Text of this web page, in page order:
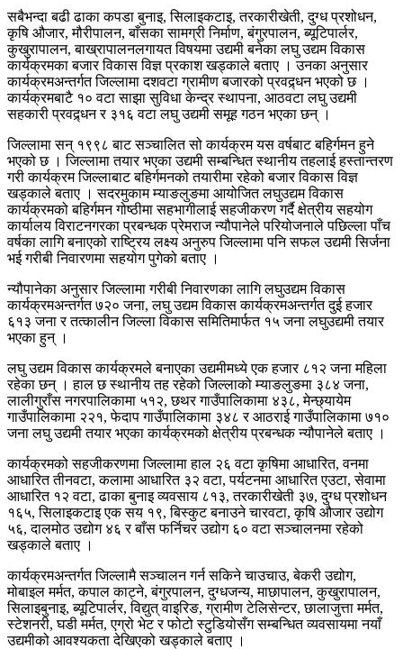
सबैभन्दा बढी ढाका कपडा बुनाइ, सिलाइकटाइ, तरकारीखेती, दुग्ध प्रशोधन,
कृषि औजार, मौरीपालन, बाँसका सामग्री निर्माण, बंगुरपालन, ब्यूटिपार्लर,
कुखुरापालन, बाख्रापालनलगायत विषयमा उद्यमी बनेका लघु उद्यम विकास
कार्यक्रमका बजार विकास विज्ञ प्रकाश खड्काले बताए । उनका अनुसार
कार्यक्रमअन्तर्गत जिल्लामा दशवटा ग्रामीण बजारको प्रवद्र्धन भएको छ ।
कार्यक्रमबाटै १० वटा साझा सुविधा केन्द्र स्थापना, आठवटा लघु उद्यमी
सहकारी प्रवद्र्धन र ३१६ वटा लघु उद्यमी समूह गठन भएका छन् ।
जिल्लामा सन् १९९८ बाट सञ्चालित सो कार्यक्रम यस वर्षबाट बहिर्गमन हुने
भएको छ । जिल्लामा तयार भएका उद्यमी सम्बन्धित स्थानीय तहलाई हस्तान्तरण
गरी कार्यक्रम जिल्लाबाट बहिर्गमनको तयारीमा रहेको बजार विकास विज्ञ
खड्काले बताए । सदरमुकाम म्याङलुङमा आयोजित लघुउद्यम विकास
कार्यक्रमको बहिर्गमन गोष्ठीमा सहभागीलाई सहजीकरण गर्दै क्षेत्रीय सहयोग
कार्यालय विराटनगरका प्रबन्धक प्रेमराज न्यौपानेले परियोजनाले पछिल्ला पाँच
वर्षका लागि बनाएको राष्ट्रिय लक्ष्य अनुरुप जिल्लामा पनि सफल उद्यमी सिर्जना
भई गरीबी निवारणमा सहयोग पुगेको बताए ।
न्यौपानेका अनुसार जिल्लामा गरीबी निवारणका लागि लघुउद्यम विकास
कार्यक्रमअन्तर्गत ७२० जना, लघु उद्यम विकास कार्यक्रमअन्तर्गत दुई हजार
६१३ जना र तत्कालीन जिल्ला विकास समितिमार्फत १५ जना लघुउद्यमी तयार
भएका हुन् ।
लघु उद्यम विकास कार्यक्रमले बनाएका उद्यमीमध्ये एक हजार ८१२ जना महिला
रहेका छन् । हाल छ स्थानीय तह रहेको जिल्लाको म्याङलुङमा ३८४ जना,
लालीगुराँस नगरपालिकामा ५१२, छथर गाउँपालिकामा ४३८, मेन्छ्यायेम
गाउँपालिकामा २२१, फेदाप गाउँपालिकामा ३४८ र आठराई गाउँपालिकामा ७१०
जना लघु उद्यमी तयार भएका कार्यक्रमको क्षेत्रीय प्रबन्धक न्यौपानेले बताए ।
कार्यक्रमको सहजीकरणमा जिल्लामा हाल २६ वटा कृषिमा आधारित, वनमा
आधारित तीनवटा, कलामा आधारित ३२ वटा, पर्यटनमा आधारित एउटा, सेवामा
आधारित १२ वटा, ढाका बुनाइ व्यवसाय ८१३, तरकारीखेती ३७, दुग्ध प्रशोधन
१६५, सिलाइकटाइ एक सय १९, बिस्कुट बनाउने चारवटा, कृषि औजार उद्योग
५६, दालमोठ उद्योग ४६ र बाँस फर्निचर उद्योग ६० वटा सञ्चालनमा रहेको
खड्काले बताए ।
कार्यक्रमअन्तर्गत जिल्लामै सञ्चालन गर्न सकिने चाउचाउ, बेकरी उद्योग,
मोबाइल मर्मत, कपाल काट्ने, बंगुरपालन, दुग्धजन्य, माछापालन, कुखुरापालन,
सिलाइबुनाइ, ब्यूटिपार्लर, विद्युत् वाइरिङ, ग्रामीण टेलिसेन्टर, छालाजुत्ता मर्मत,
स्टेशनरी, घडी मर्मत, एग्रो भेट र फोटो स्टुडियोसँग सम्बन्धित व्यवसायमा नयाँ
उद्यमीको आवश्यकता देखिएको खड्काले बताए ।